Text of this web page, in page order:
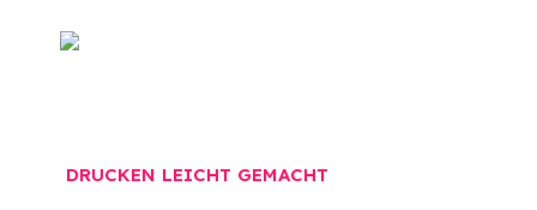
DRUCKEN LEICHT GEMACHT